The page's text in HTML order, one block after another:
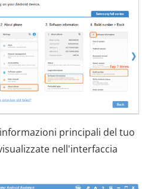
principali del tuo
nell'interfaccia